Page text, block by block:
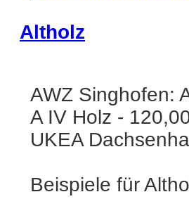
Altholz
AWZ Singhofen:
A IV Holz -
UKEA
Beispiele für